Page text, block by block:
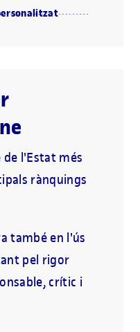
l'Estat més
rànquings
també en l'ús
pel rigor
crític i